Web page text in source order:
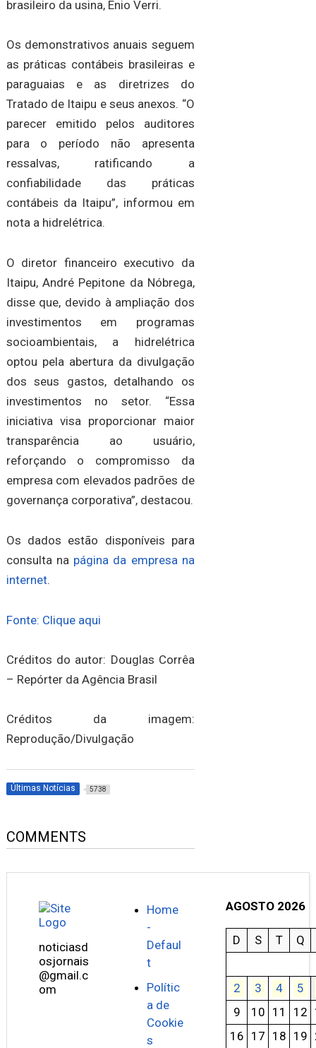
brasileiro da usina, Enio Verri.
Os demonstrativos anuais seguem
as práticas contábeis brasileiras e
paraguaias e as diretrizes do
Tratado de Itaipu e seus anexos. “O
parecer emitido pelos auditores
para o período não apresenta
ressalvas, ratificando a
confiabilidade das práticas
contábeis da Itaipu”, informou em
nota a hidrelétrica.
O diretor financeiro executivo da
Itaipu, André Pepitone da Nóbrega,
disse que, devido à ampliação dos
investimentos em programas
socioambientais, a hidrelétrica
optou pela abertura da divulgação
dos seus gastos, detalhando os
investimentos no setor. “Essa
iniciativa visa proporcionar maior
transparência ao usuário,
reforçando o compromisso da
empresa com elevados padrões de
governança corporativa”, destacou.
Os dados estão disponíveis para
consulta napágina da empresa na
internet.
Fonte: Clique aqui
Créditos do autor: Douglas Corrêa
– Repórter da Agência Brasil
Créditos da imagem:
Reprodução/Divulgação
Últimas Notícias 5738
COMMENTS
noticiasd
osjornais
@gmail.c
om
Home
-
Defaul
t
Polític
a de
Cookie
s
AGOSTO 2026
D S T Q
2 3 4
5
9
10 11 12
16 17 18 19